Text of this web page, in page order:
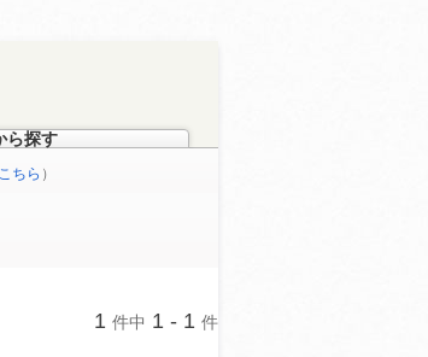
ら探す
ちら ）
1 件中 1 - 1 件